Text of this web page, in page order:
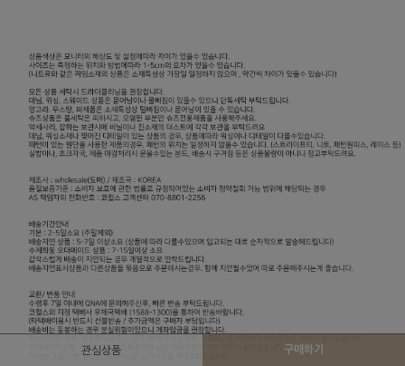
관심상품 구매하기